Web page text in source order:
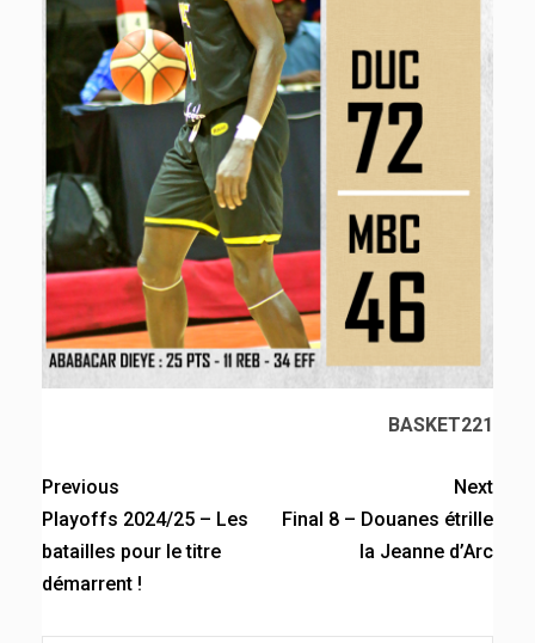
BASKET221
Previous
Playoffs 2024/25 – Les
batailles pour le titre
démarrent !
Next
Final 8 – Douanes étrille
la Jeanne d’Arc